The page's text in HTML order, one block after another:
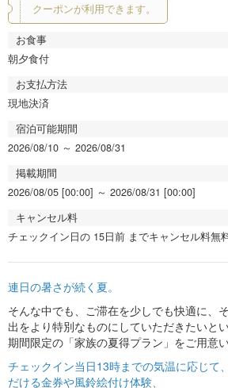
クーポンが利用できます。
お食事
朝夕食付
お支払方法
現地決済
宿泊可能期間
2026/08/10 ～ 2026/08/31
掲載期間
2026/08/05 [00:00] ～ 2026/08/31 [00:00]
キャンセル料
チェックイン日の 15日前 までキャンセル料無
連日の暑さが続く夏。
そんな中でも、ご滞在を少しでも快適に、
出をより特別なものにしていただきたいとい
期間限定の「家族の夏得プラン」をご用意い
チェックイン当日13時までの気温に応じて
だける金券や風鈴絵付け体験、